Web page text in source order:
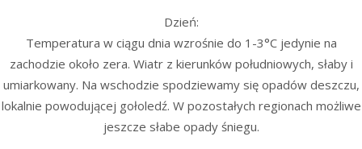
Dzień:
Temperatura w ciągu dnia wzrośnie do 1-3°C jedynie na
zachodzie około zera. Wiatr z kierunków południowych, słaby i
umiarkowany. Na wschodzie spodziewamy się opadów deszczu,
lokalnie powodującej gołoledź. W pozostałych regionach możliwe
jeszcze słabe opady śniegu.